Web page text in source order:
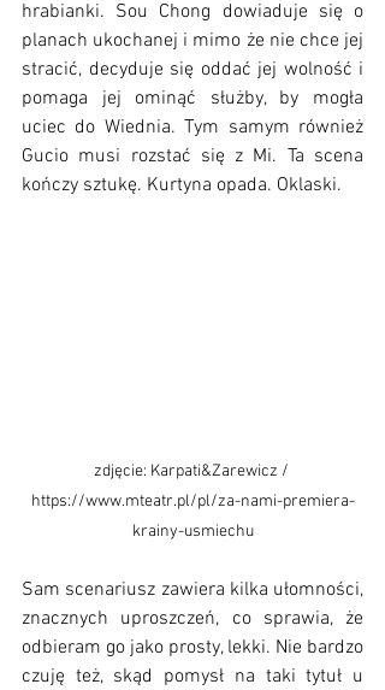
hrabianki. Sou Chong dowiaduje się o
planach ukochanej i mimo że nie chce jej
stracić, decyduje się oddać jej wolność i
pomaga jej ominąć służby, by mogła
uciec do Wiednia. Tym samym również
Gucio musi rozstać się z Mi. Ta scena
kończy sztukę. Kurtyna opada. Oklaski.
zdjęcie: Karpati&Zarewicz /
https://www.mteatr.pl/pl/za-nami-premiera-
krainy-usmiechu
Sam scenariusz zawiera kilka ułomności,
znacznych uproszczeń, co sprawia, że
odbieram go jako prosty, lekki. Nie bardzo
czuję też, skąd pomysł na taki tytuł u